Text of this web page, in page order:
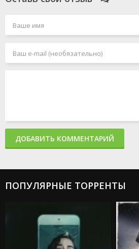
ДОБАВИТЬ КОММЕНТАРИЙ
ПОПУЛЯРНЫЕ ТОРРЕНТЫ